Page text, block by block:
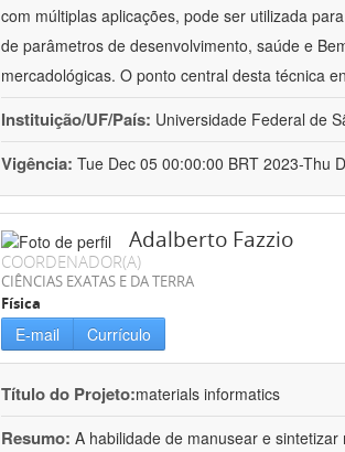
com múltiplas aplicações, pode ser utilizada
de parâmetros de desenvolvimento, saúde e
mercadológicas. O ponto central desta técnica
Instituição/UF/País: Universidade Federal de
Vigência: Tue Dec 05 00:00:00 BRT 2023-Thu
Adalberto Fazzio
COORDENADOR(A)
CIÊNCIAS EXATAS E DA TERRA
Física
E-mail Currículo
Título do Projeto:materials informatics
Resumo: A habilidade de manusear e